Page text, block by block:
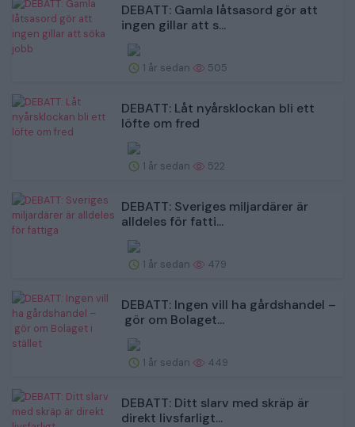
DEBATT: Gamla låtsasord gör att
ingen gillar att s...
1 år sedan 505
DEBATT: Låt nyårsklockan bli ett
löfte om fred
1 år sedan 522
DEBATT: Sveriges miljardärer är
alldeles för fatti...
1 år sedan 479
DEBATT: Ingen vill ha gårdshandel –
gör om Bolaget...
1 år sedan 449
DEBATT: Ditt slarv med skräp är
direkt livsfarligt...